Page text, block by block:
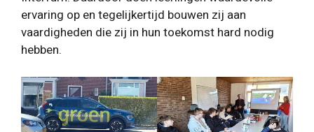
ervaring op en tegelijkertijd bouwen zij aan
vaardigheden die zij in hun toekomst hard nodig
hebben.